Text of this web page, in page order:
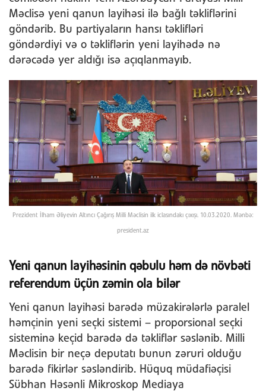
Məclisə yeni qanun layihəsi ilə bağlı təkliflərini
göndərib. Bu partiyaların hansı təklifləri
göndərdiyi və o təkliflərin yeni layihədə nə
dərəcədə yer aldığı isə açıqlanmayıb.
Prezident İlham Əliyevin Altıncı Çağırış Milli Məclisin ilk iclasındakı çıxışı. 10.03.2020. Mənbə:
president.az
Yeni qanun layihəsinin qəbulu həm də növbəti
referendum üçün zəmin ola bilər
Yeni qanun layihəsi barədə müzakirələrlə paralel
həmçinin yeni seçki sistemi – proporsional seçki
sisteminə keçid barədə də təkliflər səslənib. Milli
Məclisin bir neçə deputatı bunun zəruri olduğu
barədə fikirlər səsləndirib. Hüquq müdafiəçisi
Sübhan Həsənli Mikroskop Mediaya